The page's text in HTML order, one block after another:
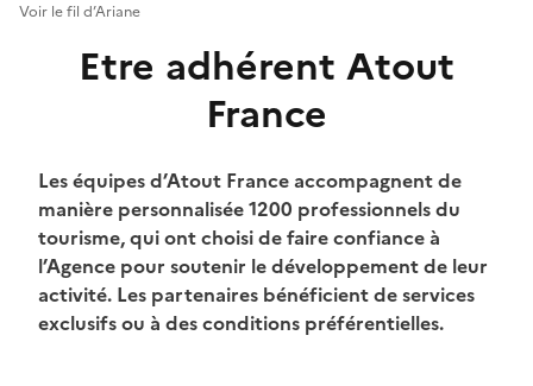
Voir le fil d’Ariane
Etre adhérent Atout
France
Chapo
Les équipes d’Atout France accompagnent de
manière personnalisée 1200 professionnels du
tourisme, qui ont choisi de faire confiance à
l’Agence pour soutenir le développement de leur
activité. Les partenaires bénéficient de services
exclusifs ou à des conditions préférentielles.